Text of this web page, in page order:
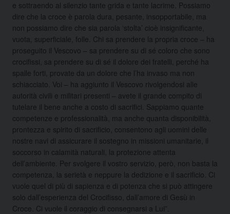
e sottraendo al silenzio tante grida e tante lacrime. Possiamo
dire che la croce è parola dura, pesante, insopportabile, ma
non possiamo dire che sia parola ‘stolta’ cioè insignificante,
vuota, superficiale, folle. Chi sa prendere la propria croce – ha
proseguito il Vescovo – sa prendere su di sé coloro che sono
crocifissi, sa prendere su di sé il dolore dei fratelli, perché ha
spalle forti, provate da un dolore che l’ha invaso ma non
schiacciato. Voi – ha aggiunto il Vescovo rivolgendosi alle
autorità civili e militari presenti – avete il grande compito di
tutelare il bene anche a costo di sacrifici. Sappiamo quante
competenze e professionalità, ma anche quanta disponibilità,
prontezza e spirito di sacrificio, consentono agli uomini delle
nostre navi di assicurare il sostegno in missioni umanitarie, il
soccorso in calamità naturali, la protezione attenta
dell’ambiente. Per svolgere il vostro servizio, però, non basta la
competenza, la serietà e neppure la dedizione e il sacrificio. Ci
vuole quel di più di sapienza e di potenza che si può attingere
solo dall’esperienza del Crocifisso, dall’amore di Gesù in
Croce. Ci vuole il coraggio di consegnarsi a Lui”.